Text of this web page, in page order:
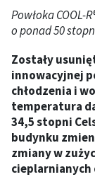
Powłoka
o ponad 50
Zostały
innowacyjnej
chłodzenia i
temperatura
34,5 stopni
budynku
zmiany w